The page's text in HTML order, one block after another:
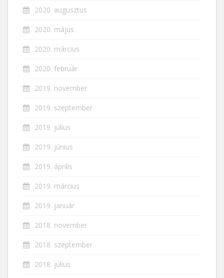
2020. augusztus
2020. május
2020. március
2020. február
2019. november
2019. szeptember
2019. július
2019. június
2019. április
2019. március
2019. január
2018. november
2018. szeptember
2018. július